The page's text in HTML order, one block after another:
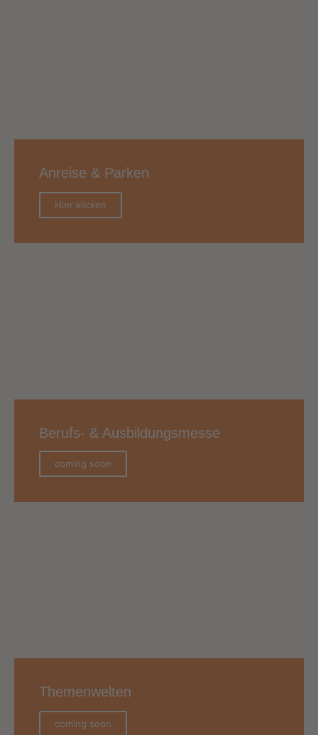
Anreise & Parken
Hier klicken
Berufs- & Ausbildungsmesse
coming soon
Themenwelten
coming soon